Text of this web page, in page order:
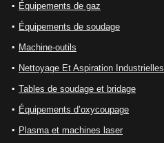
Équipements de gaz
Équipements de soudage
Machine-outils
Nettoyage Et Aspiration Industrielles
Tables de soudage et bridage
Équipements d’oxycoupage
Plasma et machines laser